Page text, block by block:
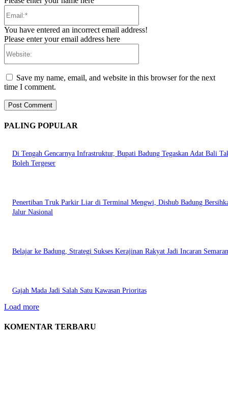
You have entered an incorrect email address!
Please enter your email address here
Save my name, email, and website in this browser for the next
time I comment.
PALING POPULAR
Di Tengah Gencarnya Infrastruktur, Bupati Badung Tegaskan Adat Bali
Boleh Tergeser
Penertiban Truk Parkir Liar di Terminal Mengwi, Dishub Badung
Jalur Nasional
Belajar ke Badung, Strategi Sukses Kerajinan Rakyat Jadi Incaran
Gajah Mada Jadi Salah Satu Kawasan Prioritas
Load more
KOMENTAR TERBARU